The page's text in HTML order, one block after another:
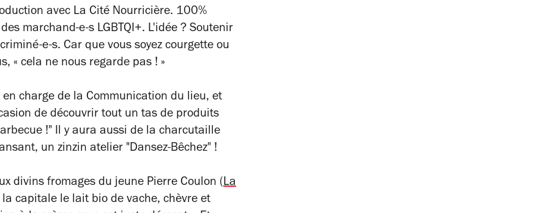
avec La Cité Nourricière. 100%
marchand-e-s LGBTQI+. L'idée ? Soutenir
e-s. Car que vous soyez courgette ou
« cela ne nous regarde pas ! »
charge de la Communication du lieu, et
de découvrir tout un tas de produits
!" Il y aura aussi de la charcutaille
un zinzin atelier "Dansez-Bêchez" !
divins fromages du jeune Pierre Coulon (La
capitale le lait bio de vache, chèvre et